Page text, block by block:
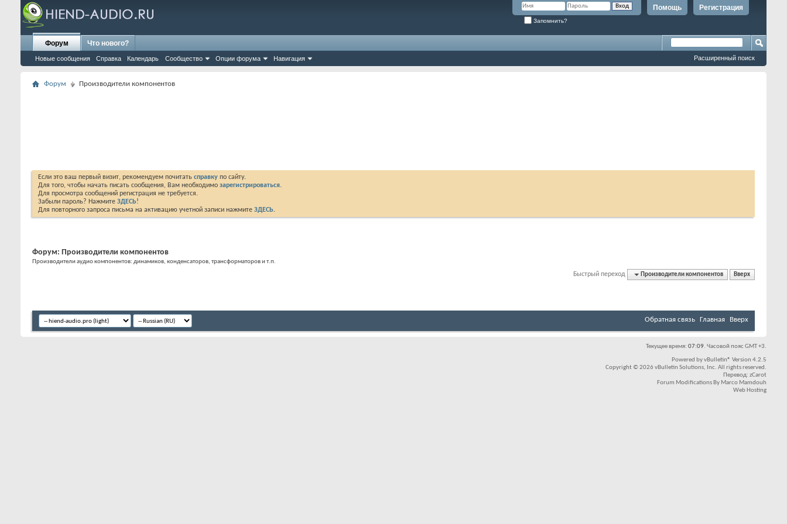
Регистрация
Помощь
Запомнить?
Форум
Новые сообщения Справка Календарь Сообщество Опции форума Навигация
Что нового?
Расширенный поиск
Форум Производители компонентов
Если это ваш первый визит, рекомендуем почитать справку по сайту.
Для того, чтобы начать писать сообщения, Вам необходимо зарегистрироваться.
Для просмотра сообщений регистрация не требуется.
Забыли пароль? Нажмите ЗДЕСЬ!
Для повторного запроса письма на активацию учетной записи нажмите ЗДЕСЬ.
Форум: Производители компонентов
Производители аудио компонентов: динамиков, конденсаторов, трансформаторов и т.п.
Быстрый переход Производители компонентов Вверх
Обратная связь Главная Вверх
Текущее время: 07:09. Часовой пояс GMT +3.
Powered byvBulletin® Version 4.2.5
Copyright © 2026 vBulletin Solutions, Inc. All rights reserved.
Перевод: zCarot
Forum Modifications By Marco Mamdouh
Web Hosting